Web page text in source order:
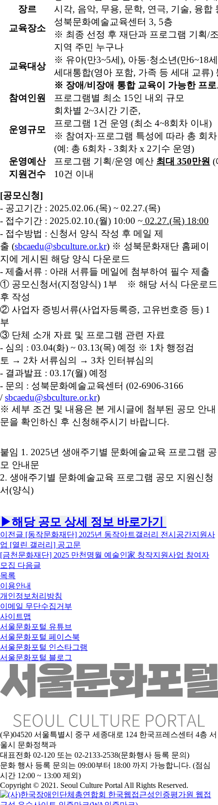
장르
시각, 음악, 무용, 문학, 연극, 기술, 융합
교육장소
성북문화예술교육센터 3, 5층
※ 최종 선정 후 재단과 프로그램 기획/
교육대상
지역 주민 누구나
※ 유아(만3~5세 ), 아동·청소년(만6~18세
세대통합(영아 포함, 가족 등 세대 교류)
※ 장애/비장애 통합 교육이 가능한 프
참여인원
프로그램별 최소 15인 내외 규모
운영규모
회차별 2~3시간 기준,
프로그램 1 건 운영 (최소 4~8회차 이내)
※ 참여자·프로그램 특성에 따라 총 회
(예 : 총 6회차 - 3회차 x 2기수 운영)
운영예산
프로그램 기획/운영 예산 최대 350만원 (
지원건수
10건 이내
[공모신청]
- 공고기간 : 2025.02.06.(목) ~ 02.27.(목)
- 접수기간 : 2025.02.10.(월) 10:00 ~ 02.27.(목) 18:00
- 접수방법 : 신청서 양식 작성 후 메일 제
출 (sbcaedu@sbculture.or.kr) ※ 성북문화재단 홈페이
지에 게시된 해당 양식 다운로드
- 제출서류 : 아래 서류들 메일에 첨부하여 필수 제출
① 공모신청서(지정양식) 1 부 ※ 해당 서식 다운로드
후 작성
② 사업자 증빙서류(사업자등록증, 고유번호증 등) 1
부
③ 단체 소개 자료 및 프로그램 관련 자료
- 심의 : 03.04(화) ~ 03.13(목) 예정 ※ 1 차 행정검
토 → 2차 서류심의 → 3차 인터뷰심의
- 결과발표 : 03.17(월) 예정
- 문의 : 성북문화예술교육센터 (02-6906-3166
/sbcaedu@sbculture.or.kr)
※ 세부 조건 및 내용은 본 게시글에 첨부된 공모 안내
문을 확인하신 후 신청해주시기 바랍니다.
붙임 1. 2025년 생애주기별 문화예술교육 프로그램 공
모 안내문
2. 생애주기별 문화예술교육 프로그램 공모 지원신청
서(양식)
▶해당 공모 상세 정보 바로가기
이전글 [동작문화재단] 2025년 동작아트갤러리 전시공간지원사
업 [열린 갤러리] 공고문
[금천문화재단] 2025 만천명월 예술인家 창작지원사업 참여자
모집 다음글
목록
이용안내
개인정보처리방침
이메일 무단수집거부
사이트맵
서울문화포털 유튜브
서울문화포털 페이스북
서울문화포털 인스타그램
서울문화포털 블로그
(우)04520 서울특별시 중구 세종대로 124 한국프레스센터 4층 서
울시 문화정책과
대표전화 02-120 또는 02-2133-2538(문화행사 등록 문의)
문화 행사 등록 문의는 09:00부터 18:00 까지 가능합니다. (점심
시간 12:00 ~ 13:00 제외)
Copyright © 2021. Seoul Culture Portal All Rights Reserved.